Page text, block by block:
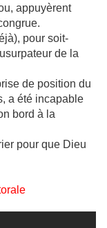
appuyèrent
pour soit-
de la
de position du
a été incapable
bord à la
pour que Dieu